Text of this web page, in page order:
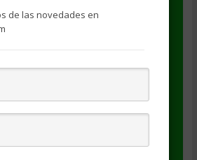
condiciones:
al artículo original
articulo/control_de_
de las novedades en